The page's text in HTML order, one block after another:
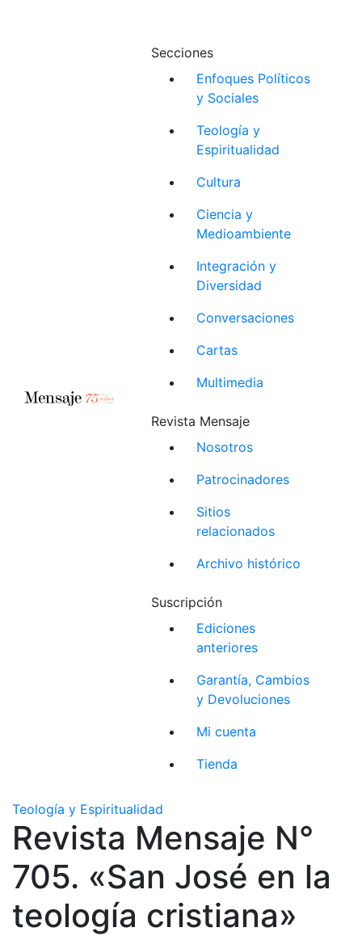
Secciones
Enfoques Políticos
y Sociales
Teología y
Espiritualidad
Cultura
Ciencia y
Medioambiente
Integración y
Diversidad
Conversaciones
Cartas
Multimedia
Revista Mensaje
Nosotros
Patrocinadores
Sitios
relacionados
Archivo histórico
Suscripción
Ediciones
anteriores
Garantía, Cambios
y Devoluciones
Mi cuenta
Tienda
Teología y Espiritualidad
Revista Mensaje N°
705. «San José en la
teología cristiana»